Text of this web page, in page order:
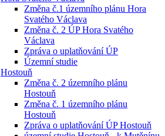
Změna č.1 územního plánu Hora
Svatého Václava
Změna č. 2 ÚP Hora Svatého
Václava
Zpráva o uplatňování ÚP
Územní studie
Hostouň
Změna č. 2 územního plánu
Hostouň
Změna č. 1 územního plánu
Hostouň
Zpráva o uplatňování ÚP Hostouň